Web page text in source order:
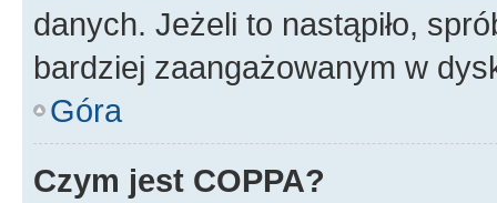
danych. Jeżeli to nastąpiło,
bardziej zaangażowanym w
Góra
Czym jest COPPA?